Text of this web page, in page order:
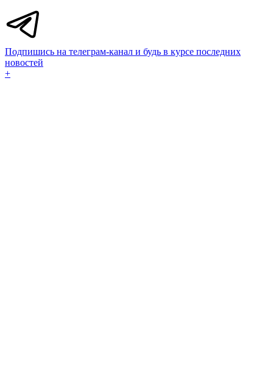
Подпишись на телеграм-канал и будь в курсе последних
новостей
+